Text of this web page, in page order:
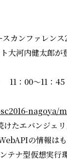
カンファレン
大河内健太郎が
11：00～11：
nagoya/
たエバンジェ
の情報は
テナ型仮想実行